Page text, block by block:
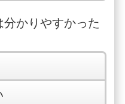
かりやすかった